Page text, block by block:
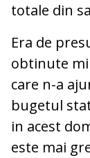
totale din
Era de
obtinute
care n-a
bugetul
in acest
este mai